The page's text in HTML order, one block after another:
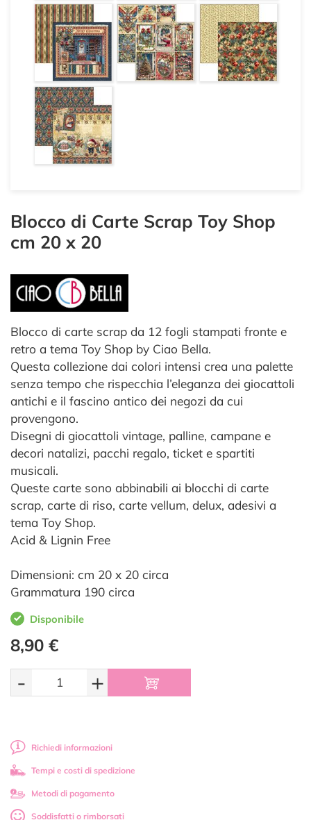
Blocco di Carte Scrap Toy Shop
cm 20 x 20
Blocco di carte scrap da 12 fogli stampati fronte e
retro a tema Toy Shop by Ciao Bella.
Questa collezione dai colori intensi crea una palette
senza tempo che rispecchia l’eleganza dei giocattoli
antichi e il fascino antico dei negozi da cui
provengono.
Disegni di giocattoli vintage, palline, campane e
decori natalizi, pacchi regalo, ticket e spartiti
musicali.
Queste carte sono abbinabili ai blocchi di carte
scrap, carte di riso, carte vellum, delux, adesivi a
tema Toy Shop.
Acid & Lignin Free
Dimensioni: cm 20 x 20 circa
Grammatura 190 circa
Disponibile
8,90 €
- +
Richiedi informazioni
Tempi e costi di spedizione
Metodi di pagamento
Soddisfatti o rimborsati